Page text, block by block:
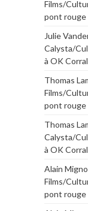
Films/
pont rouge
Julie
Calysta/
à OK
Thomas
Films/
pont rouge
Thomas
Calysta/
à OK
Alain
Films/
pont rouge